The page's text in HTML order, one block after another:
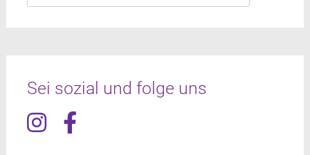
nach:
Sei sozial und folge uns